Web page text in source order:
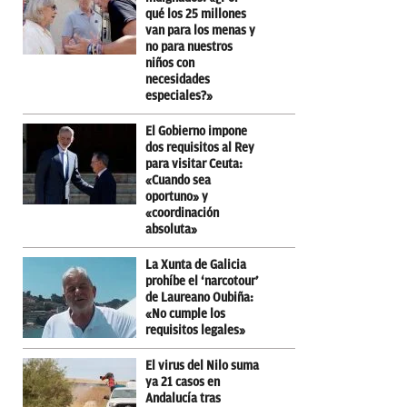
qué los 25 millones
van para los menas y
no para nuestros
niños con
necesidades
especiales?»
El Gobierno impone
dos requisitos al Rey
para visitar Ceuta:
«Cuando sea
oportuno» y
«coordinación
absoluta»
La Xunta de Galicia
prohíbe el ‘narcotour’
de Laureano Oubiña:
«No cumple los
requisitos legales»
El virus del Nilo suma
ya 21 casos en
Andalucía tras